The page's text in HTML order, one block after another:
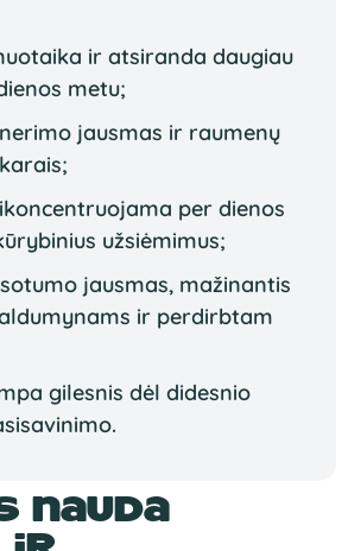
ir atsiranda daugiau
metu;
nerimo jausmas ir raumenų
per dienos
užsiėmimus;
sotumo jausmas, mažinantis
ir perdirbtam
gilesnis dėl didesnio
nauda